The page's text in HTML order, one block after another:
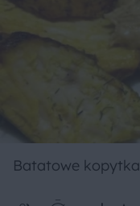
Batatowe kopytka